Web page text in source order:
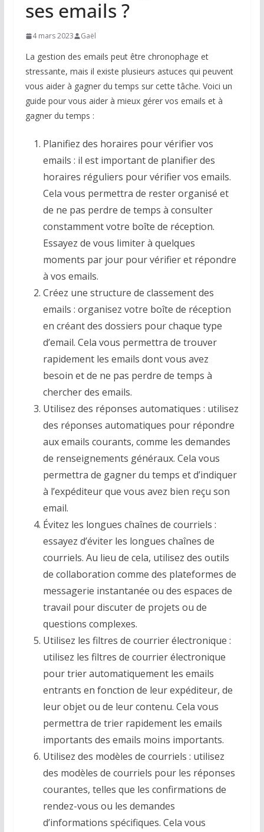
ses emails ?
4 mars 2023 Gaël
La gestion des emails peut être chronophage et
stressante, mais il existe plusieurs astuces qui peuvent
vous aider à gagner du temps sur cette tâche. Voici un
guide pour vous aider à mieux gérer vos emails et à
gagner du temps :
Planifiez des horaires pour vérifier vos
emails : il est important de planifier des
horaires réguliers pour vérifier vos emails.
Cela vous permettra de rester organisé et
de ne pas perdre de temps à consulter
constamment votre boîte de réception.
Essayez de vous limiter à quelques
moments par jour pour vérifier et répondre
à vos emails.
Créez une structure de classement des
emails : organisez votre boîte de réception
en créant des dossiers pour chaque type
d’email. Cela vous permettra de trouver
rapidement les emails dont vous avez
besoin et de ne pas perdre de temps à
chercher des emails.
Utilisez des réponses automatiques : utilisez
des réponses automatiques pour répondre
aux emails courants, comme les demandes
de renseignements généraux. Cela vous
permettra de gagner du temps et d’indiquer
à l’expéditeur que vous avez bien reçu son
email.
Évitez les longues chaînes de courriels :
essayez d’éviter les longues chaînes de
courriels. Au lieu de cela, utilisez des outils
de collaboration comme des plateformes de
messagerie instantanée ou des espaces de
travail pour discuter de projets ou de
questions complexes.
Utilisez les filtres de courrier électronique :
utilisez les filtres de courrier électronique
pour trier automatiquement les emails
entrants en fonction de leur expéditeur, de
leur objet ou de leur contenu. Cela vous
permettra de trier rapidement les emails
importants des emails moins importants.
Utilisez des modèles de courriels : utilisez
des modèles de courriels pour les réponses
courantes, telles que les confirmations de
rendez-vous ou les demandes
d’informations spécifiques. Cela vous